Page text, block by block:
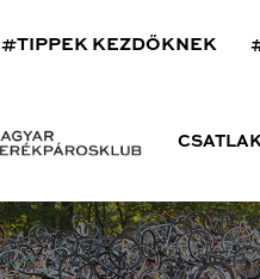
#TIPPEK KEZDŐKNEK